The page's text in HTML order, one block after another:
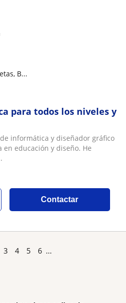
B...
para todos los niveles y
informática y diseñador gráfico
en educación y diseño. He
Contactar
3 4 5 6 ...